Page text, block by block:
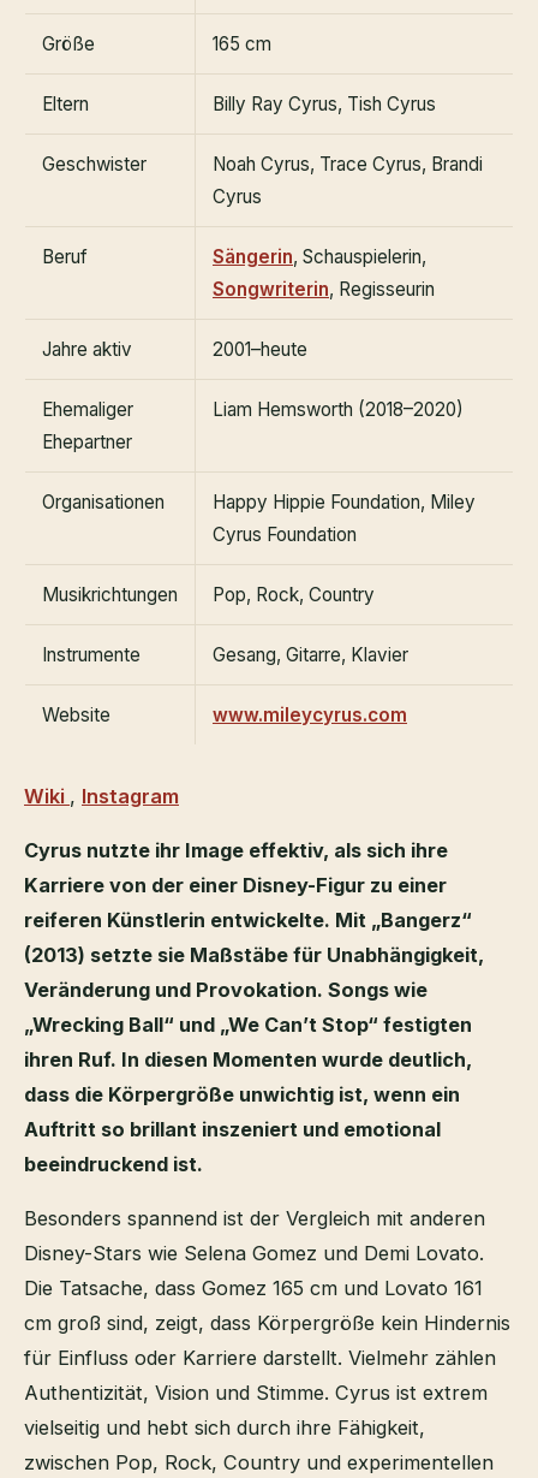
Größe 165 cm
Eltern Billy Ray Cyrus, Tish Cyrus
Geschwister
Noah Cyrus, Trace Cyrus, Brandi
Cyrus
Beruf Sängerin, Schauspielerin,
Songwriterin, Regisseurin
Jahre aktiv 2001–heute
Ehemaliger
Ehepartner
Liam Hemsworth (2018–2020)
Organisationen
Happy Hippie Foundation, Miley
Cyrus Foundation
Musikrichtungen Pop, Rock, Country
Instrumente Gesang, Gitarre, Klavier
Website www.mileycyrus.com
Wiki , Instagram
Cyrus nutzte ihr Image effektiv, als sich ihre
Karriere von der einer Disney-Figur zu einer
reiferen Künstlerin entwickelte. Mit „Bangerz“
(2013) setzte sie Maßstäbe für Unabhängigkeit,
Veränderung und Provokation. Songs wie
„Wrecking Ball“ und „We Can’t Stop“ festigten
ihren Ruf. In diesen Momenten wurde deutlich,
dass die Körpergröße unwichtig ist, wenn ein
Auftritt so brillant inszeniert und emotional
beeindruckend ist.
Besonders spannend ist der Vergleich mit anderen
Disney-Stars wie Selena Gomez und Demi Lovato.
Die Tatsache, dass Gomez 165 cm und Lovato 161
cm groß sind, zeigt, dass Körpergröße kein Hindernis
für Einfluss oder Karriere darstellt. Vielmehr zählen
Authentizität, Vision und Stimme. Cyrus ist extrem
vielseitig und hebt sich durch ihre Fähigkeit,
zwischen Pop, Rock, Country und experimentellen